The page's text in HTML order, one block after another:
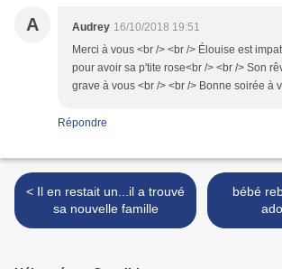
A Audrey 16/10/2018 19:51
Merci à vous <br /> <br /> Élouise est
pour avoir sa p'tite rose<br /> <br /> Son
grave à vous <br /> <br /> Bonne soirée à
Répondre
< Il en restait un...il a trouvé
sa nouvelle famille
bébé